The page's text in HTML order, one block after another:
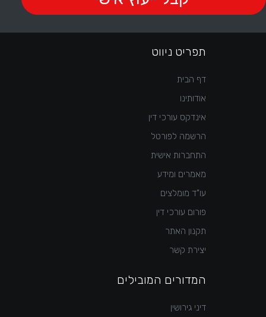
תפריט ניווט
דף הבית
אודותינו
אינדקס עורכי דין
הרשמה לפורטל
התחברות אישית
מאמרים ומידע
עו"ד מומלצים
פורום עורכי דין
תקנון האתר
יצירת קשר
המדורים המובילים
דיני גירושין